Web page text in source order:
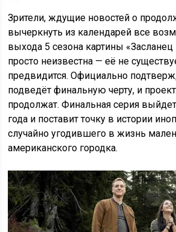
Зрители, ждущие новостей о
вычеркнуть из календарей все
выхода 5 сезона картины
просто неизвестна — её не
предвидится. Официально
подведёт финальную черту, и
продолжат. Финальная серия
года и поставит точку в истории
случайно угодившего в жизнь
американского городка.